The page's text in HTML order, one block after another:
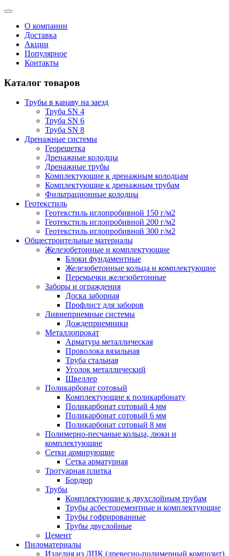
О компании
Доставка
Акции
Популярное
Контакты
Каталог товаров
Трубы в канаву на заезд
Труба SN 4
Труба SN 6
Труба SN 8
Дренажные системы
Георешетка
Дренажные колодцы
Дренажные трубы
Комплектующие к дренажным колодцам
Комплектующие к дренажным трубам
Фильтрационные колодцы
Геотекстиль
Геотекстиль иглопробивной 150 г/м2
Геотекстиль иглопробивной 200 г/м2
Геотекстиль иглопробивной 300 г/м2
Общестроительные материалы
Железобетонные и комплектующие
Блоки фундаментные
Железобетонные кольца и комплектующие
Перемычки железобетонные
Заборы и ограждения
Доска заборная
Профлист для заборов
Ливнеприемные системы
Дождеприемники
Металлопрокат
Арматура металлическая
Проволока вязальная
Труба стальная
Уголок металлический
Швеллер
Поликарбонат сотовый
Комплектующие к поликарбонату
Поликарбонат сотовый 4 мм
Поликарбонат сотовый 6 мм
Поликарбонат сотовый 8 мм
Полимерно-песчаные кольца, люки и
комплектующие
Сетки армирующие
Сетка арматурная
Тротуарная плитка
Бордюр
Трубы
Комплектующие к двухслойным трубам
Трубы асбестоцементные и комплектующие
Трубы гофрированные
Трубы двуслойные
Цемент
Пиломатериалы
Изделия из ДПК (древесно-полимерный композит)